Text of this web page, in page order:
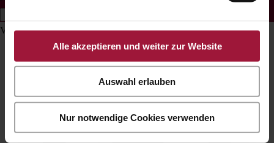
Alle akzeptieren und weiter zur Website
Auswahl erlauben
Nur notwendige Cookies verwenden
Válassza ki akadálymentesítési profilját